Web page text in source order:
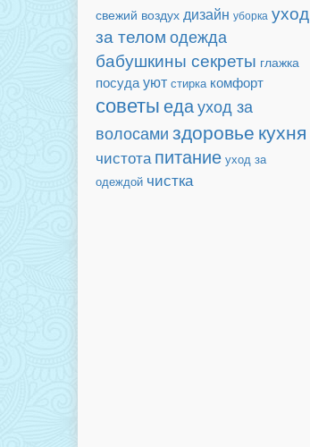
свежий воздух дизайн уборка уход
за телом одежда
бабушкины секреты глажка
посудауют стирка комфорт
советыедауход за
волосамиздоровье кухня
чистота питание уход за
одеждой чистка